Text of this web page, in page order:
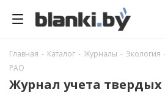
Главная - Каталог - Журналы - Экология
РАО
Журнал учета